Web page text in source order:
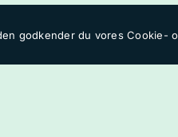
godkender du voresCookie-